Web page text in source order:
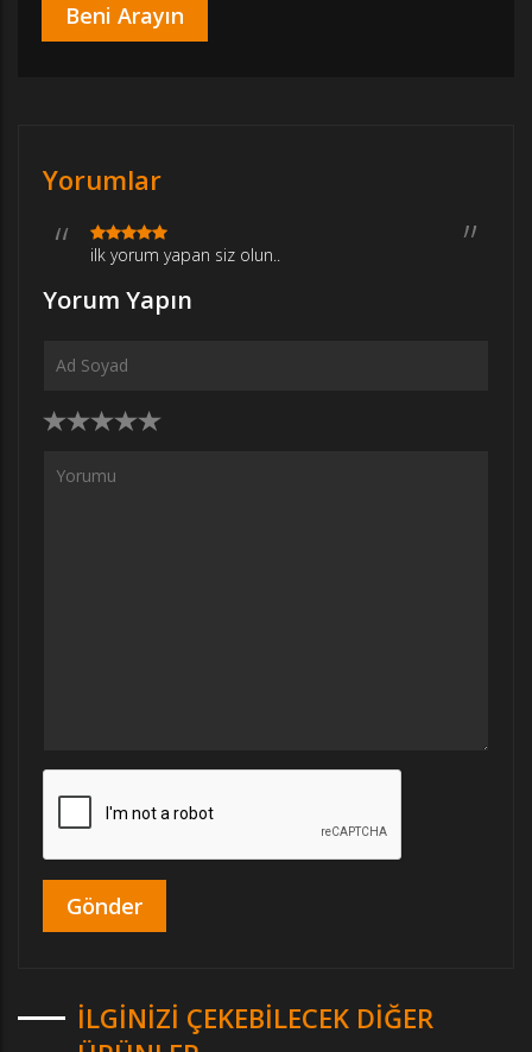
Yorumlar
ilk yorum yapan siz olun..
Yorum Yapın
İLGINIZI ÇEKEBILECEK DIĞER